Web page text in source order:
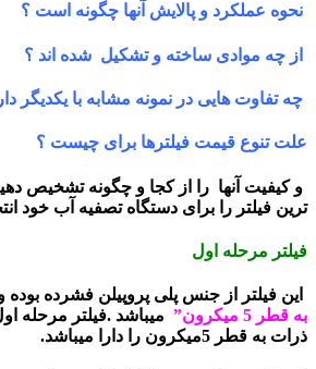
نحوه عملکرد و پالایش آنها چگونه است ؟
از چه موادی ساخته و تشکیل شده اند ؟
چه تفاوت هایی در نمونه مشابه با یکدیگر
علت تنوع قیمت فیلترها برای چیست ؟
و کیفیت آنها را از کجا و چگونه تشخیص
ترین فیلتر را برای دستگاه تصفیه آب خود
فیلتر مرحله اول
این فیلتر از جنس پلی پروپیلن فشرده بوده
به قطر 5 میکرون”
میباشد .فیلتر مرحله
ذرات به قطر 5میکرون را دارا میباشد.